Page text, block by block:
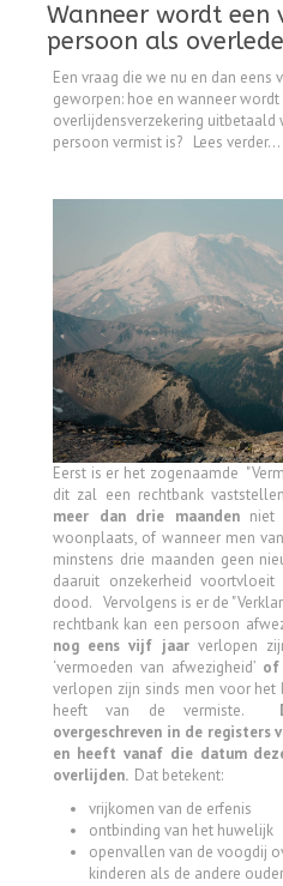
Wanneer wordt een
persoon als
Een vraag die we nu en dan eens
geworpen: hoe en wanneer wordt
overlijdensverzekering uitbetaald
persoon vermist is? Lees verder...
Eerst is er het zogenaamde
dit zal een rechtbank
meer dan drie maandenniet
woonplaats, of wanneer men
minstens drie maanden geen
daaruit onzekerheid
dood. Vervolgens is er de
rechtbank kan een persoon
nog eens vijf jaarverlopen
‘vermoeden van afwezigheid’ of
verlopen zijn sinds men voor
heeft van de vermiste.
overgeschreven in de registers
en heeft vanaf die datum
overlijden. Dat betekent:
vrijkomen van de erfenis
ontbinding van het huwelijk
openvallen van de voogdij
kinderen als de andere